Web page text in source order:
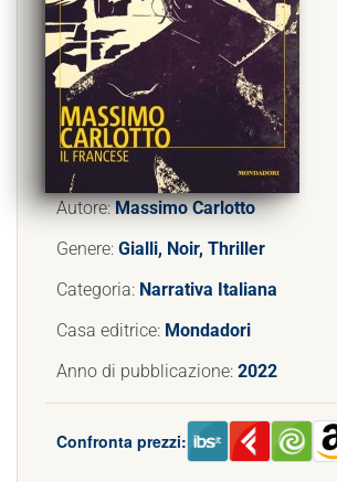
Autore:Massimo Carlotto
Genere: Gialli, Noir, Thriller
Categoria: Narrativa Italiana
Casa editrice: Mondadori
Anno di pubblicazione: 2022
Confronta prezzi: